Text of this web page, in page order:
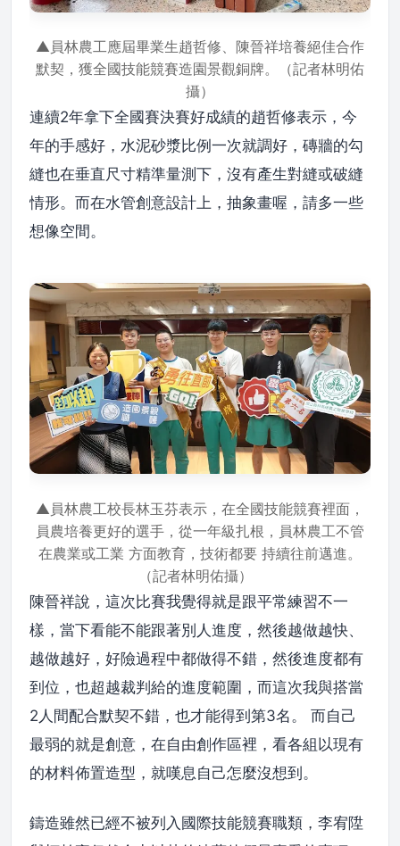
▲員林農工應屆畢業生趙哲修、陳晉祥培養絕佳合作
默契，獲全國技能競賽造園景觀銅牌。（記者林明佑
攝）
連續2年拿下全國賽決賽好成績的趙哲修表示，今
年的手感好，水泥砂漿比例一次就調好，磚牆的勾
縫也在垂直尺寸精準量測下，沒有產生對縫或破縫
情形。而在水管創意設計上，抽象畫喔，請多一些
想像空間。
▲員林農工校長林玉芬表示，在全國技能競賽裡面，
員農培養更好的選手，從一年級扎根，員林農工不管
在農業或工業 方面教育，技術都要 持續往前邁進。
（記者林明佑攝）
陳晉祥說，這次比賽我覺得就是跟平常練習不一
樣，當下看能不能跟著別人進度，然後越做越快、
越做越好，好險過程中都做得不錯，然後進度都有
到位，也超越裁判給的進度範圍，而這次我與搭當
2人間配合默契不錯，也才能得到第3名。 而自己
最弱的就是創意，在自由創作區裡，看各組以現有
的材料佈置造型，就嘆息自己怎麼沒想到。
鑄造雖然已經不被列入國際技能競賽職類，李宥陞